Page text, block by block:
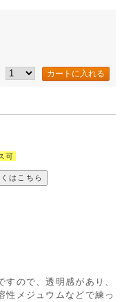
可
はこちら
ので、透明感があり、
性メジュウムなどで練っ